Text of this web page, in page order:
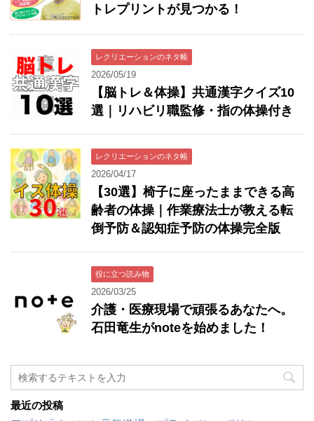
トレプリントが見つかる！
レクリエーションのネタ帳
2026/05/19
【脳トレ＆体操】共通漢字クイズ10
選｜リハビリ職監修・指の体操付き
レクリエーションのネタ帳
2026/04/17
【30選】椅子に座ったままできる高
齢者の体操｜作業療法士が教える転
倒予防＆認知症予防の体操完全版
役に立つ読み物
2026/03/25
介護・医療現場で頑張るあなたへ。
石田竜生がnoteを始めました！
最近の投稿